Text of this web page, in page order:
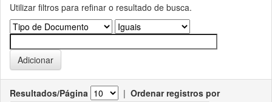
Utilizar filtros para refinar o resultado de busca.
Resultados/Página | Ordenar registros por